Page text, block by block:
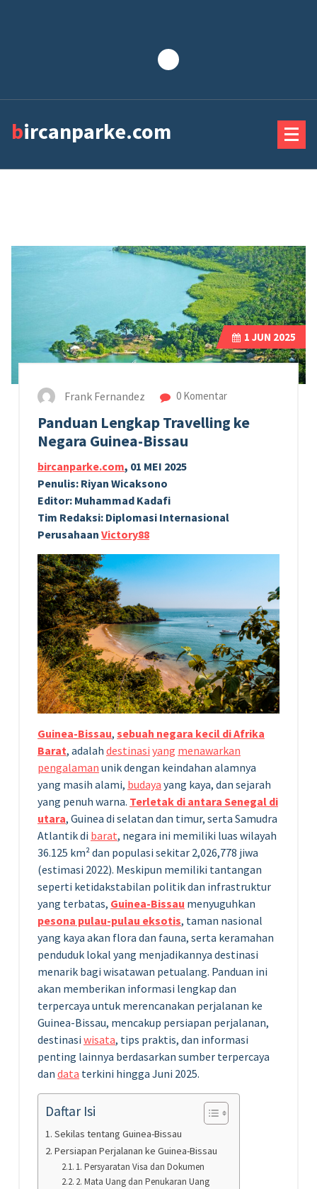
bircanparke.com
1 JUN 2025
Frank Fernandez 0 Komentar
Panduan Lengkap Travelling ke
Negara Guinea-Bissau
bircanparke.com, 01 MEI 2025
Penulis: Riyan Wicaksono
Editor: Muhammad Kadafi
Tim Redaksi: Diplomasi Internasional
Perusahaan Victory88
Guinea-Bissau, sebuah negara kecil di Afrika
Barat, adalah destinasi yang menawarkan
pengalaman unik dengan keindahan alamnya
yang masih alami, budaya yang kaya, dan sejarah
yang penuh warna. Terletak di antara Senegal di
utara, Guinea di selatan dan timur, serta Samudra
Atlantik di barat, negara ini memiliki luas wilayah
36.125 km² dan populasi sekitar 2,026,778 jiwa
(estimasi 2022). Meskipun memiliki tantangan
seperti ketidakstabilan politik dan infrastruktur
yang terbatas, Guinea-Bissau menyuguhkan
pesona pulau-pulau eksotis, taman nasional
yang kaya akan flora dan fauna, serta keramahan
penduduk lokal yang menjadikannya destinasi
menarik bagi wisatawan petualang. Panduan ini
akan memberikan informasi lengkap dan
terpercaya untuk merencanakan perjalanan ke
Guinea-Bissau, mencakup persiapan perjalanan,
destinasi wisata, tips praktis, dan informasi
penting lainnya berdasarkan sumber terpercaya
dan data terkini hingga Juni 2025.
Daftar Isi
Sekilas tentang Guinea-Bissau
Persiapan Perjalanan ke Guinea-Bissau
1. Persyaratan Visa dan Dokumen
2. Mata Uang dan Penukaran Uang